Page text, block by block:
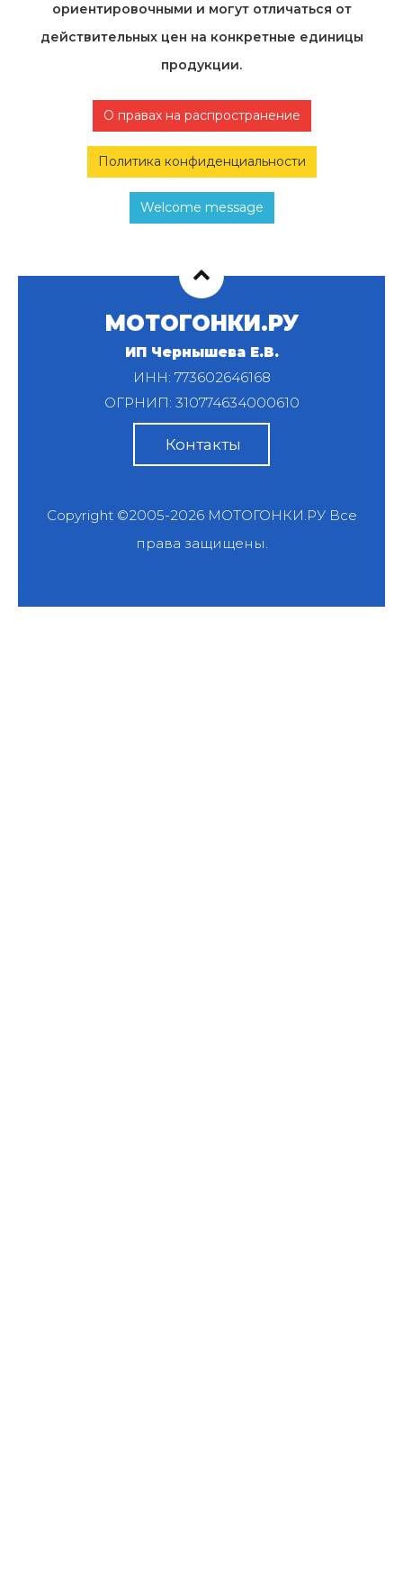
ориентировочными и могут отличаться от
действительных цен на конкретные единицы
продукции.
О правах на распространение
Политика конфиденциальности
Welcome message
МОТОГОНКИ.РУ
ИП Чернышева Е.В.
ИНН: 773602646168
ОГРНИП: 310774634000610
Контакты
Copyright ©2005-2026 МОТОГОНКИ.РУВсе
права защищены.